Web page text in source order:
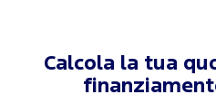
Calcola la tua